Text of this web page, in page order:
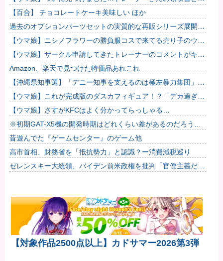
与明細！！
【百合】 チョコレートケーキ美味しい ほか
過去のオプションパーツセットの実質的な再販シリーズ展開止
まるの早すぎない？
【ウマ娘】ニシノフラワーの勝負服コスで来てる売り子のウマ
娘！？
【ウマ娘】サークル申請してきたトレーナーのコメントがキモ
すぎて草ｗｗｗ「このまま成長したらどうなるんや…」
Amazon、楽天で見つけた特価品あれこれ
【沖縄県知事選】「デニー知事を支えるのは極左暴力集団」発
言で大炎上ｗｗｗ
【ウマ娘】これが完成版のダスカフィギュア！？「デカ過ぎん
だろ…」
【ウマ娘】さすがKFCはよく分かってらっしゃる…
※初期GAT-X5機の開発時期はどれくらい差があるのだろう
か？他
昔遊んでた『ゲームセンター』のゲーム他
高市首相、財務省を「抵抗勢力」と認識？ー消費減税巡り
ゼレンスキー大統領、バイデン前米政権を批判「官僚主義だっ
【対象作品2500点以上】カドサマー2026第3弾